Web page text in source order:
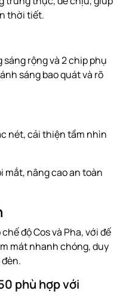
thời tiết.
sáng rộng và 2 chip phụ
sáng bao quát và rõ
nét, cải thiện tầm nhìn
mắt, nâng cao an toàn
độ Cos và Pha, với đế
mát nhanh chóng, duy
phù hợp với